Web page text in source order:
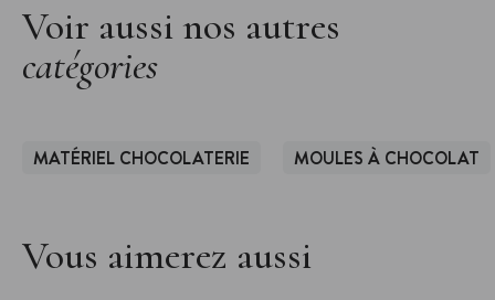
Voir aussi nos autres
catégories
MATÉRIEL CHOCOLATERIE MOULES À CHOCOLAT
Vous aimerez aussi